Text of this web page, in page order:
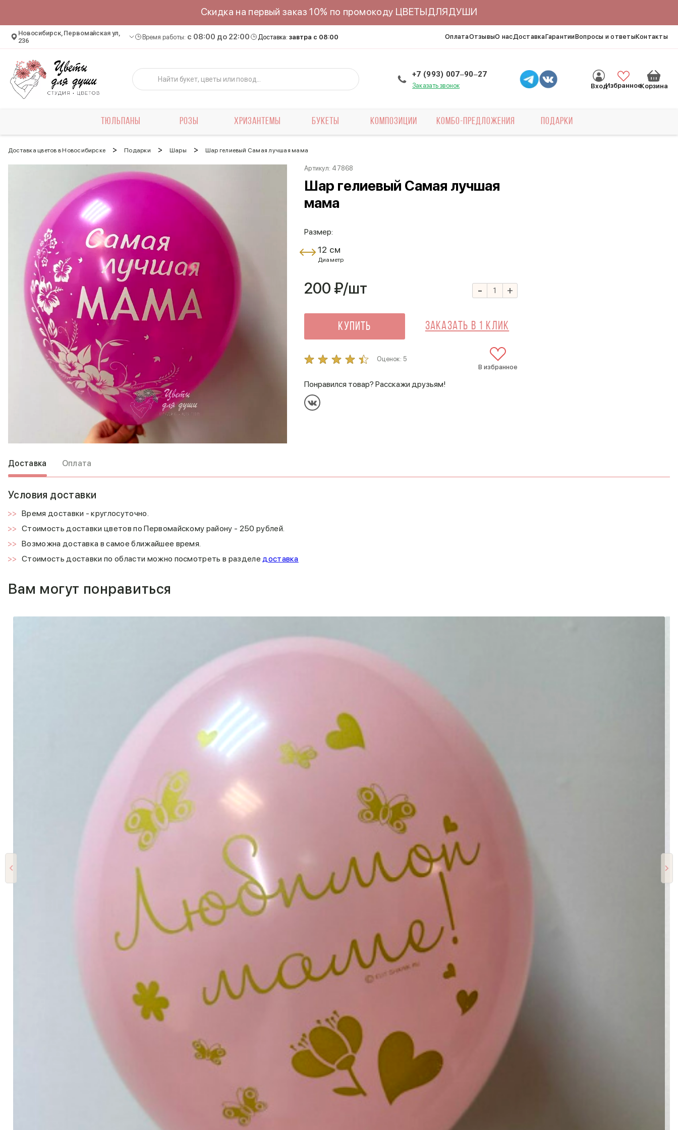
Скидка на первый заказ 10% по промокоду ЦВЕТЫДЛЯДУШИ
Новосибирск, Первомайская ул,
236
Время работы: c 08:00 до 22:00 Доставка: завтра с 08:00 ОплатаОтзывыО насДоставкаГарантииВопросы и ответыКонтакты
+7 (993) 007‒90‒27
Заказать звонок ВходИзбранноеКорзина
ТЮЛЬПАНЫ РОЗЫ ХРИЗАНТЕМЫ БУКЕТЫ КОМПОЗИЦИИ КОМБО-ПРЕДЛОЖЕНИЯ ПОДАРКИ
Доставка цветов в Новосибирске > Подарки > Шары > Шар гелиевый Самая лучшая мама
Артикул: 47868
Шар гелиевый Самая лучшая
мама
Размер:
12 см
Диаметр
200 ₽/шт - +
Купить Заказать в 1 клик
Оценок: 5
В избранное
Понравился товар? Расскажи друзьям!
Доставка Оплата
Условия доставки
Время доставки - круглосуточно.
Стоимость доставки цветов по Первомайскому району - 250 рублей.
Возможна доставка в самое ближайшее время.
Стоимость доставки по области можно посмотреть в разделедоставка
Вам могут понравиться